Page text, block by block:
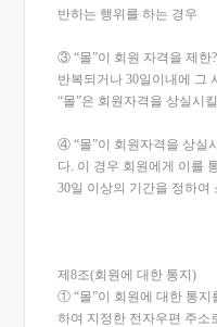
반하는 행위를 하는 경우
③ “몰”이 회원 자격을 제한
반복되거나 30일이내에 그
“몰”은 회원자격을 상실시
④ “몰”이 회원자격을 상실
다. 이 경우 회원에게 이를
30일 이상의 기간을 정하여
제8조(회원에 대한 통지)
① “몰”이 회원에 대한 통지
하여 지정한 전자우편 주소